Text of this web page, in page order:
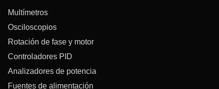
Multímetros
Osciloscopios
Rotación de fase y motor
Controladores PID
Analizadores de potencia
Fuentes de alimentación